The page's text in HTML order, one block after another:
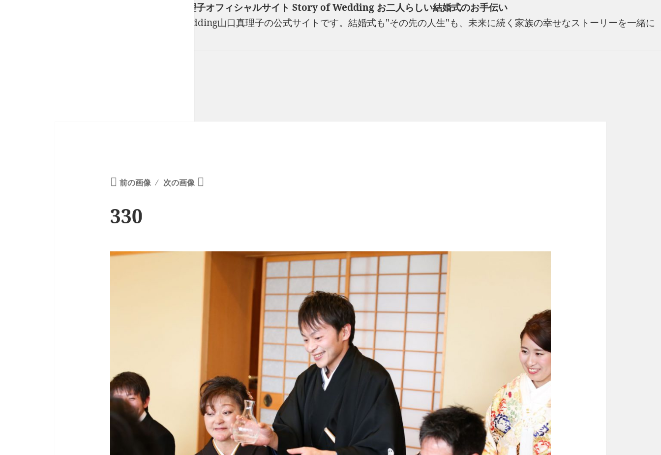
フリーランスウエディングプランナー山口真理子オフィシャルサイト Story of Wedding お二人らしい結婚式のお手伝い
フリーのウエディングプランナーStory of Wedding山口真理子の公式サイトです。結婚式も"その先の人生"も、未来に続く家族の幸せなストーリーを一緒に
前の画像 次の画像
330